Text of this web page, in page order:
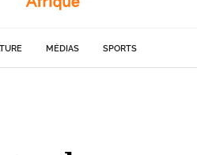
MÉDIAS SPORTS